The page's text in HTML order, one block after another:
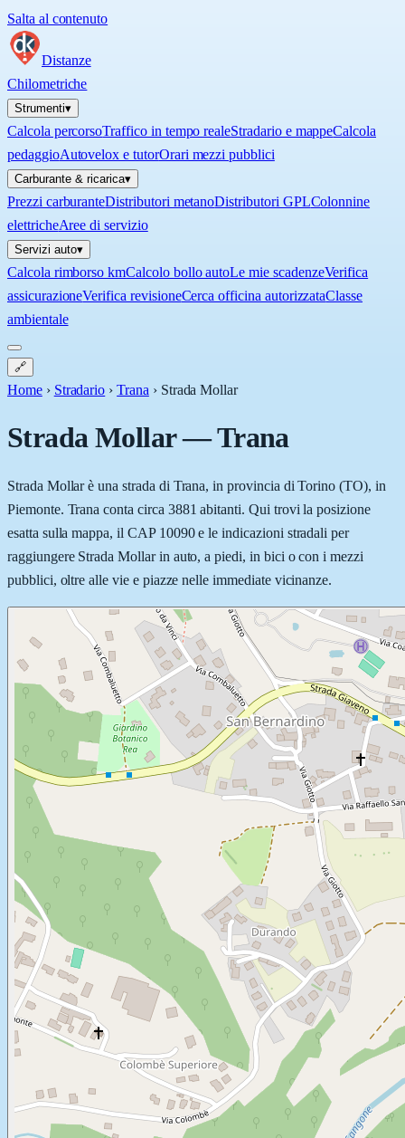
Salta al contenuto
Distanze
Chilometriche
Strumenti▾
Calcola percorsoTraffico in tempo realeStradario e mappeCalcola
pedaggioAutovelox e tutorOrari mezzi pubblici
Carburante & ricarica▾
Prezzi carburanteDistributori metanoDistributori GPLColonnine
elettricheAree di servizio
Servizi auto▾
Calcola rimborso kmCalcolo bollo autoLe mie scadenzeVerifica
assicurazioneVerifica revisioneCerca officina autorizzataClasse
ambientale
🔗
Home › Stradario › Trana › Strada Mollar
Strada Mollar—Trana
Strada Mollar è una strada di Trana, in provincia di Torino (TO), in
Piemonte. Trana conta circa 3881 abitanti. Qui trovi la posizione
esatta sulla mappa, il CAP 10090 e le indicazioni stradali per
raggiungere Strada Mollar in auto, a piedi, in bici o con i mezzi
pubblici, oltre alle vie e piazze nelle immediate vicinanze.